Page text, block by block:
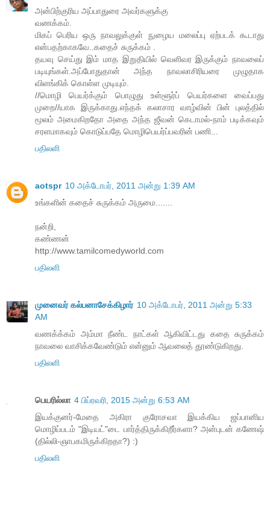
அன்பிற்குரிய அப்பாதுரை அவர்களுக்கு
வணக்கம்.
மிகப் பெரிய ஒரு நாவலுக்குள் நுழைய மலைப்பு ஏற்படக் கூடாது
என்பதற்காகவே..கதைச் சுருக்கம் .
தயவு செய்து இம் மாத இறுதியில் வெளிவர இருக்கும் நாவலைப்
படியுங்கள்.அப்போதுதான் அந்த நாவலாசிரியரை முழுதாக
விளங்கிக் கொள்ள முடியும்.
//மொழி பெயர்க்கும் பொழுது உள்ளூர்ப் பெயர்களை வைப்பது
முறை//யாக இருக்காது.எந்தக் கலாசார வாழ்வின் பின் புலத்தில்
மூலம் அமைகிறதோ அதை அந்த ஜீவன் கெடாமல்-நாம் படிக்கவும்
சரளமாகவும் கொடுப்பதே மொழிபெயர்ப்பவரின் பணி...
பதிலளி
aotspr 10 அக்டோபர், 2011 அன்று 1:39 AM
உங்களின் கதைச் சுருக்கம் அருமை.......
நன்றி,
கண்ணன்
http://www.tamilcomedyworld.com
பதிலளி
முனைவர் கல்பனாசேக்கிழார் 10 அக்டோபர், 2011 அன்று 5:33
AM
வணக்க்கம் அம்மா நீண்ட நாட்கள் ஆகிவிட்டது கதை சுருக்கம்
நாவலை வாசிக்கவேண்டும் என்னும் ஆவலைத் தூண்டுகிறது.
பதிலளி
பெயரில்லா 4 பிப்ரவரி, 2015 அன்று 6:53 AM
இயக்குனர்-மேதை அகிரா குரோசவா இயக்கிய ஜப்பானிய
மொழிப்படம் "இடியட்"டை பார்த்திருக்கிறீர்களா? அன்புடன் கணேஷ்
(தில்லி-ஞாபகமிருக்கிறதா?) :)
பதிலளி